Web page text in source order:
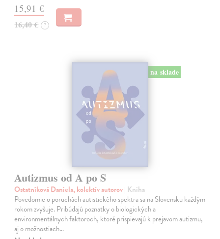
15,91 €
16,40 € ?
na sklade
Autizmus od A po S
Ostatníková Daniela, kolektív autorov| Kniha
Povedomie o poruchách autistického spektra sa na Slovensku každým
rokom zvyšuje. Pribúdajú poznatky o biologických a
environmentálnych faktoroch, ktoré prispievajú k prejavom autizmu,
aj o možnostiach…